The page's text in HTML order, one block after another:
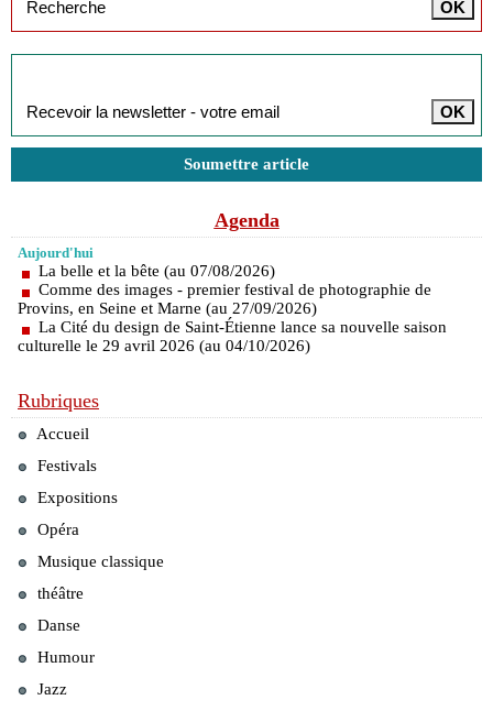
Soumettre article
Agenda
Aujourd'hui
La belle et la bête (au 07/08/2026)
Comme des images - premier festival de photographie de
Provins, en Seine et Marne (au 27/09/2026)
La Cité du design de Saint-Étienne lance sa nouvelle saison
culturelle le 29 avril 2026 (au 04/10/2026)
Rubriques
Accueil
Festivals
Expositions
Opéra
Musique classique
théâtre
Danse
Humour
Jazz